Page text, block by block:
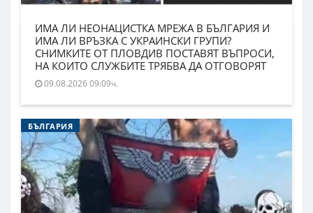
ИМА ЛИ НЕОНАЦИСТКА МРЕЖА В БЪЛГАРИЯ И
ИМА ЛИ ВРЪЗКА С УКРАИНСКИ ГРУПИ?
СНИМКИТЕ ОТ ПЛОВДИВ ПОСТАВЯТ ВЪПРОСИ,
НА КОИТО СЛУЖБИТЕ ТРЯБВА ДА ОТГОВОРЯТ
09.08.2026 09:09ч.
БЪЛГАРИЯ